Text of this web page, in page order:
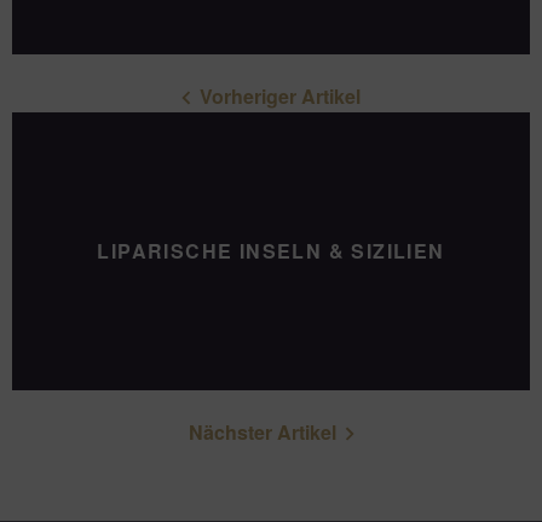
Vorheriger Artikel
LIPARISCHE INSELN & SIZILIEN
Nächster Artikel